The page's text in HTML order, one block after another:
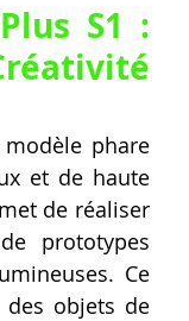
S1 :
modèle phare
et de haute
de réaliser
prototypes
Ce
objets de